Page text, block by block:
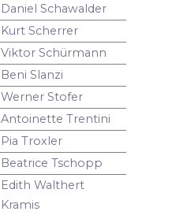
Daniel Schawalder
Kurt Scherrer
Viktor Schürmann
Beni Slanzi
Werner Stofer
Antoinette Trentini
Pia Troxler
Beatrice Tschopp
Edith Walthert
Kramis